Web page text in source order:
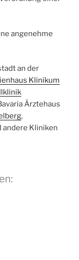
angenehme
an der
Klinikum
Ärztehaus
,
andere Kliniken